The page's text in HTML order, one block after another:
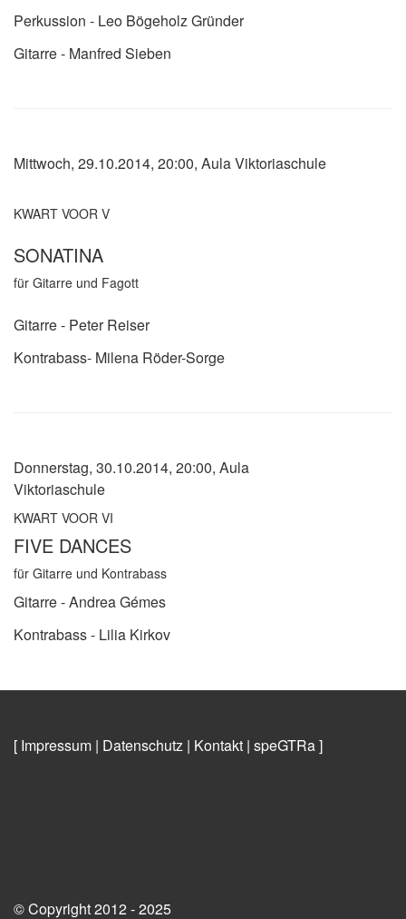
Perkussion - Leo Bögeholz Gründer
Gitarre - Manfred Sieben
Mittwoch, 29.10.2014, 20:00, Aula Viktoriaschule
KWART VOOR V
SONATINA
für Gitarre und Fagott
Gitarre - Peter Reiser
Kontrabass- Milena Röder-Sorge
Donnerstag, 30.10.2014, 20:00, Aula
Viktoriaschule
KWART VOOR VI
FIVE DANCES
für Gitarre und Kontrabass
Gitarre - Andrea Gémes
Kontrabass - Lilia Kirkov
[ Impressum | Datenschutz | Kontakt | speGTRa]
© Copyright 2012 - 2025